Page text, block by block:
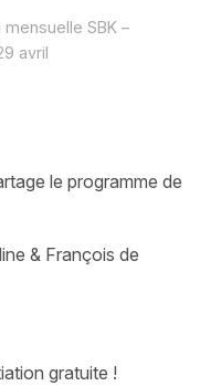
mensuelle SBK –
avril
le programme de
& François de
gratuite !